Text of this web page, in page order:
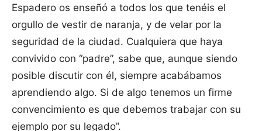
Espadero os enseñó a todos los que tenéis el
orgullo de vestir de naranja, y de velar por la
seguridad de la ciudad. Cualquiera que haya
convivido con “padre”, sabe que, aunque siendo
posible discutir con él, siempre acabábamos
aprendiendo algo. Si de algo tenemos un firme
convencimiento es que debemos trabajar con su
ejemplo por su legado”.